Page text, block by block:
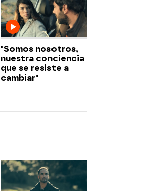
"Somos nosotros,
nuestra conciencia
que se resiste a
cambiar"